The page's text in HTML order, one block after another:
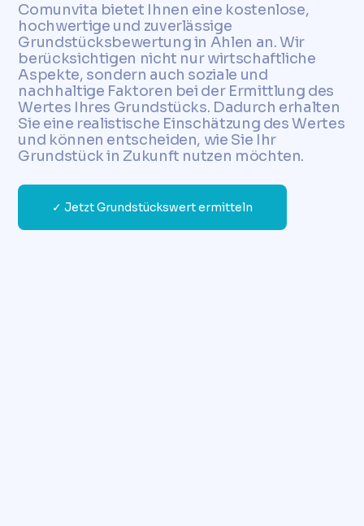
Comunvita bietet Ihnen eine kostenlose,
hochwertige und zuverlässige
Grundstücksbewertung in Ahlen an. Wir
berücksichtigen nicht nur wirtschaftliche
Aspekte, sondern auch soziale und
nachhaltige Faktoren bei der Ermittlung des
Wertes Ihres Grundstücks. Dadurch erhalten
Sie eine realistische Einschätzung des Wertes
und können entscheiden, wie Sie Ihr
Grundstück in Zukunft nutzen möchten.
✓ Jetzt Grundstückswert ermitteln